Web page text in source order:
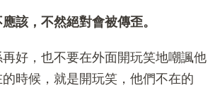
該，不然絕對會被傳歪。
好，也不要在外面開玩笑地嘲諷他
時候，就是開玩笑，他們不在的